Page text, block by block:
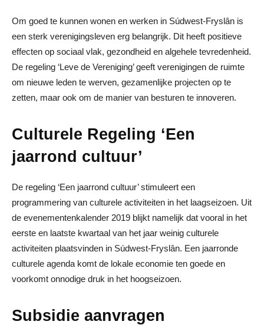
Om goed te kunnen wonen en werken in Súdwest-Fryslân is
een sterk verenigingsleven erg belangrijk. Dit heeft positieve
effecten op sociaal vlak, gezondheid en algehele tevredenheid.
De regeling ‘Leve de Vereniging’ geeft verenigingen de ruimte
om nieuwe leden te werven, gezamenlijke projecten op te
zetten, maar ook om de manier van besturen te innoveren.
Culturele Regeling ‘Een
jaarrond cultuur’
De regeling ‘Een jaarrond cultuur’ stimuleert een
programmering van culturele activiteiten in het laagseizoen. Uit
de evenementenkalender 2019 blijkt namelijk dat vooral in het
eerste en laatste kwartaal van het jaar weinig culturele
activiteiten plaatsvinden in Súdwest-Fryslân. Een jaarronde
culturele agenda komt de lokale economie ten goede en
voorkomt onnodige druk in het hoogseizoen.
Subsidie aanvragen